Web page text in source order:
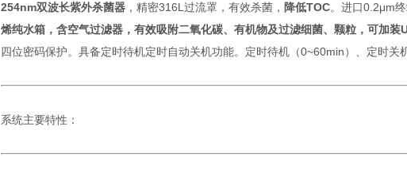
254nm双波长紫外杀菌器 ，精密316L过流罩，有效杀菌， 降低TOC。进口0.2μm
烯纯水箱，含空气过滤器，有效吸附二氧化碳、有机物及过滤细菌、颗粒，可加装
四位密码保护。具备定时待机定时自动关机功能。定时待机（0~60min）、定时
系统主要特性：